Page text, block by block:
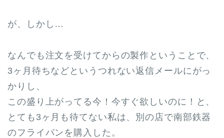
が、しかし…
なんでも注文を受けてからの製作ということで、
3ヶ月待ちなどというつれない返信メールにがっ
かりし、
この盛り上がってる今！今すぐ欲しいのに！と、
とても3ヶ月も待てない私は、別の店で南部鉄器
のフライパンを購入した。